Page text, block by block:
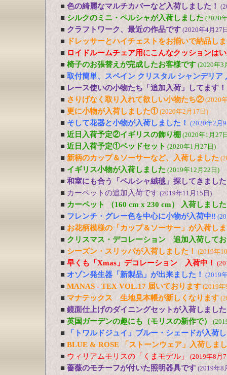
■ 色の綺麗なマルチカバーなど入荷しました！
■ シルクのミニ・ペルシャが入荷しました (2020
■ クラフトワーク、最近の作品です (2020年4月27
■
ドレッサーとハイチェストをお揃いで納品し
■ ロイドルームチェア用にこんなクッションは
■ 椅子のお張替えが完成したお客様です (2020年3
■ 取付簡単、スペイン クリスタル シャンデリア
■ レース使いの小物たち「追加入荷」してます！
■ さりげなく取り入れて欲しい小物たち②(2020
■ 更に小物が入荷しました①(2020年2月17日)
■ そして花器と小物が入荷しました！ (2020年2月
■ 近日入荷予定②イギリスの飾り棚 (2020年1月27
■ 近日入荷予定①ベッドセット (2020年1月27日)
■ 新柄のカップ＆ソーサーなど、入荷しました
■ イギリス小物が入荷しました (2019年12月22日)
■ 和室にも合う「ペルシャ絨毯」探してきまし
■ カーペットの追加入荷です (2019年11月15日)
■ カーペット （160 cm x 230 cm） 入荷しました
■ フレンチ・グレー色を中心に小物が入荷中‼
■ お花柄模様の「カップ＆ソーサー」が入荷し
■ クリスマス・デコレーション 追加入荷して
■ シーズン・スリッパが入荷しました！ (2019年
■ 早くも「Xmas」デコレーション 入荷中！
■ オゾン発生器「新製品」が出来ました！ (2019
■ MANAS - TEX VOL.17 届いております (2019
■ マナテックス 生地見本帳が新しくなります
■ 鏡面仕上げのダイニングセットが入荷しました
■ 英国ガーデンの趣にも（モリスの新作で）
■
「トワルドジュイ」ブルー・シェードが入荷
■ BLUE & ROSE 「ストーンウェア」入荷しま
■ ウィリアムモリスの「くまモデル」 (2019年8月
■ 薔薇のモチーフが付いた照明器具です (2019年8